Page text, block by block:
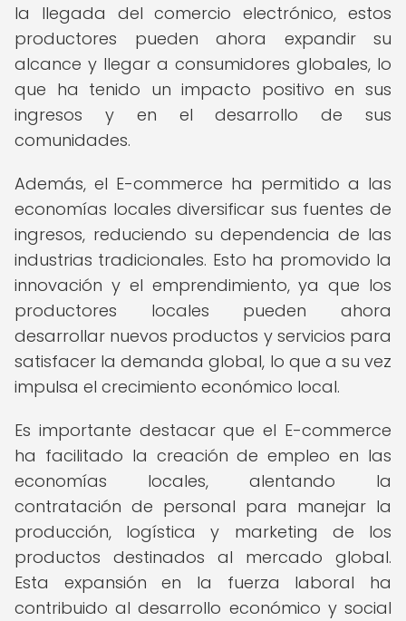
la llegada del comercio electrónico, estos
productores pueden ahora expandir su
alcance y llegar a consumidores globales, lo
que ha tenido un impacto positivo en sus
ingresos y en el desarrollo de sus
comunidades.
Además, el E-commerce ha permitido a las
economías locales diversificar sus fuentes de
ingresos, reduciendo su dependencia de las
industrias tradicionales. Esto ha promovido la
innovación y el emprendimiento, ya que los
productores locales pueden ahora
desarrollar nuevos productos y servicios para
satisfacer la demanda global, lo que a su vez
impulsa el crecimiento económico local.
Es importante destacar que el E-commerce
ha facilitado la creación de empleo en las
economías locales, alentando la
contratación de personal para manejar la
producción, logística y marketing de los
productos destinados al mercado global.
Esta expansión en la fuerza laboral ha
contribuido al desarrollo económico y social